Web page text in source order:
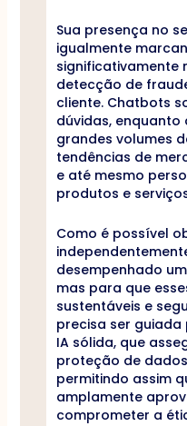
Sua presença no
igualmente
significativamente
detecção de
cliente. Chatbots
dúvidas,
grandes volumes
tendências de
e até mesmo
produtos e
Como é possível
desempenhado
mas para que
sustentáveis e
precisa ser
IA sólida, que
proteção de
permitindo assim
amplamente
comprometer a